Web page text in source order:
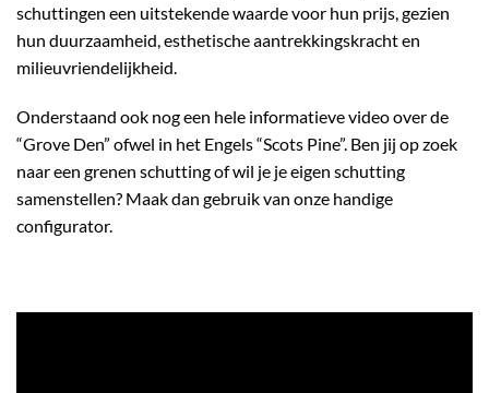
schuttingen een uitstekende waarde voor hun prijs, gezien
hun duurzaamheid, esthetische aantrekkingskracht en
milieuvriendelijkheid.
Onderstaand ook nog een hele informatieve video over de
“Grove Den” ofwel in het Engels “Scots Pine”. Ben jij op zoek
naar een grenen schutting of wil je je eigen schutting
samenstellen? Maak dan gebruik van onze handige
configurator.